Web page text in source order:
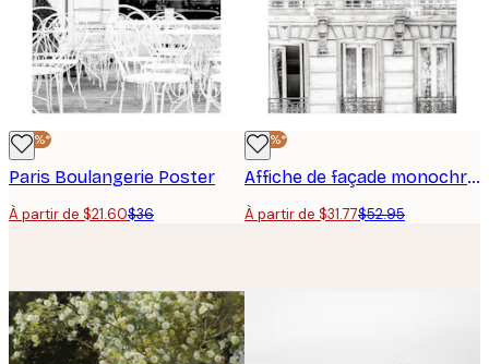
-40%*
Paris Boulangerie Poster
À partir de $21.60$36
-40%*
Affiche de façade monochrome
À partir de $31.77$52.95